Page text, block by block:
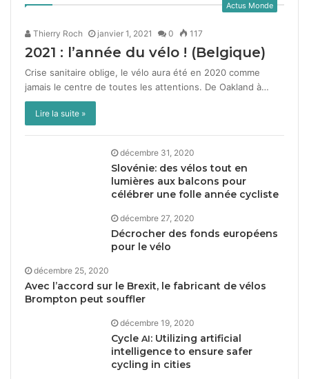
Actus Monde
Thierry Roch janvier 1, 2021 0 117
2021 : l’année du vélo ! (Belgique)
Crise san­i­taire oblige, le vélo aura été en 2020 comme
jamais le cen­tre de toutes les atten­tions. De Oak­land à…
Lire la suite »
décembre 31, 2020
Slovénie: des vélos tout en
lumières aux balcons pour
célébrer une folle année cycliste
décembre 27, 2020
Décrocher des fonds européens
pour le vélo
décembre 25, 2020
Avec l’accord sur le Brexit, le fabricant de vélos
Brompton peut souffler
décembre 19, 2020
Cycle AI: Utilizing artificial
intelligence to ensure safer
cycling in cities